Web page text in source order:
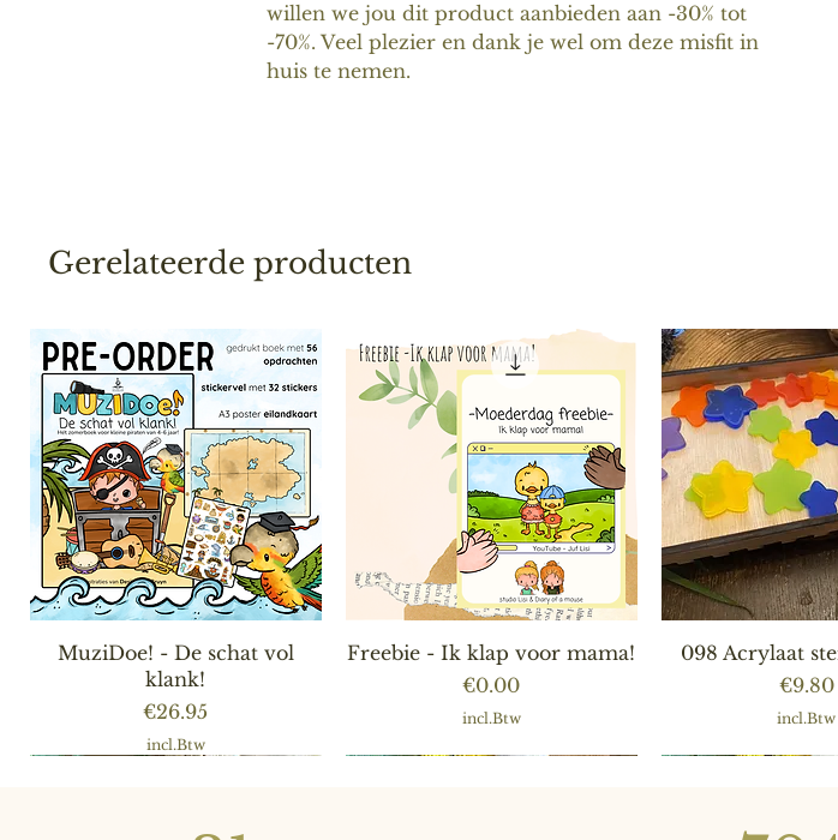
willen we jou dit product aanbieden aan -30% tot
-70%. Veel plezier en dank je wel om deze misfit in
huis te nemen.
Gerelateerde producten
Snel overzicht
MuziDoe! - De schat vol
klank!
Prijs
€26.95
incl.Btw
Snel overzicht
Freebie - Ik klap voor mama!
Prijs
€0.00
incl.Btw
Snel
098 Acrylaat
Prijs
€9.80
incl.Btw